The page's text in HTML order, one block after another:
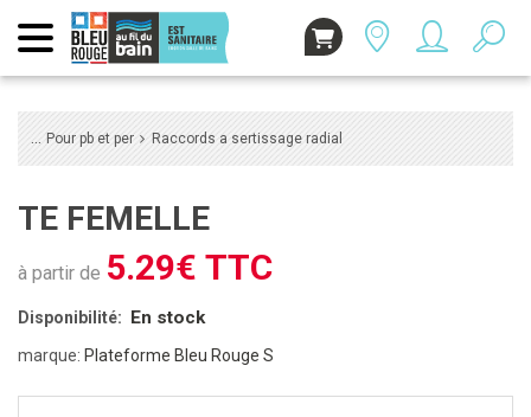
Pour pb et per Raccords a sertissage radial
TE FEMELLE
à partir de 5.29€ TTC
Disponibilité: En stock
marque: Plateforme Bleu Rouge S